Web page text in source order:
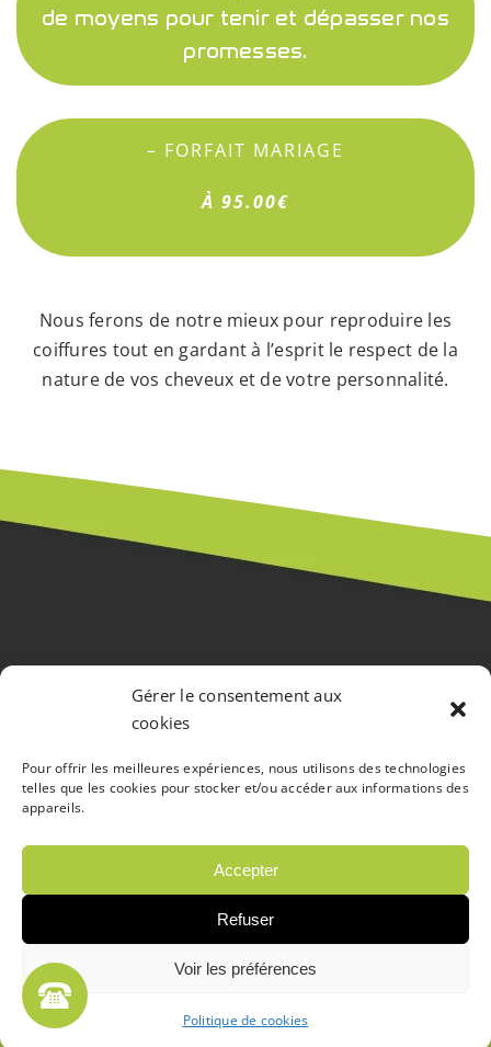
Gérer le consentement aux
cookies
Pour offrir les meilleures expériences, nous utilisons des technologies
telles que les cookies pour stocker et/ou accéder aux informations des
appareils.
Accepter
Refuser
Voir les préférences
Politique de cookies
Nous ferons de notre mieux pour reproduire les
coiffures tout en gardant à l’esprit le respect de la
nature de vos cheveux et de votre personnalité.
de moyens pour tenir et dépasser nos
promesses.
– FORFAIT MARIAGE
À 95.00€
ACCUEIL
PRESTATIONS
RÉALISATIONS
COIFFURE SOFAN
Mentions légales
Plan de site